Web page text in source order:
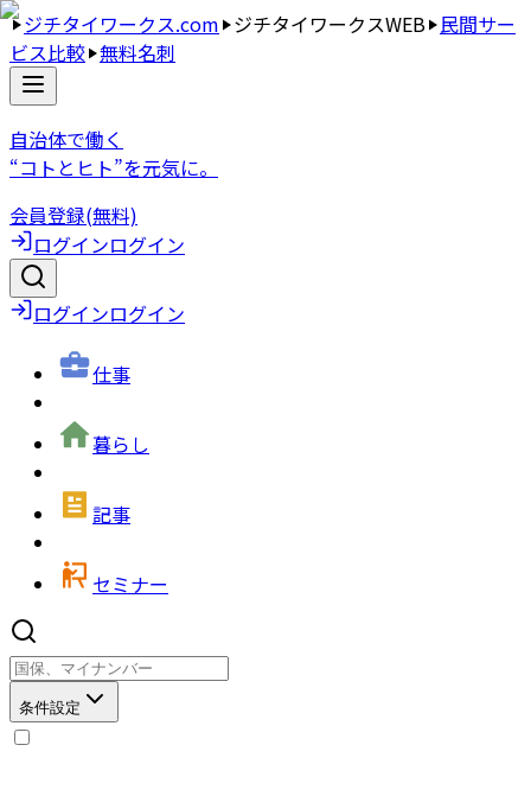
ジチタイワークス.com ジチタイワークスWEB 民間サー
ビス比較 無料名刺
自治体で働く
“コトとヒト”を元気に。
会員登録(無料)
ログインログイン
ログインログイン
仕事
暮らし
記事
セミナー
条件設定